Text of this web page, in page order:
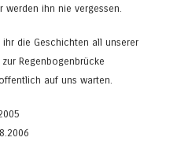
werden ihn nie vergessen.
die Geschichten all unserer
Regenbogenbrücke
auf uns warten.